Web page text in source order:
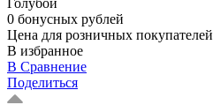
0 бонусных рублей
Цена для розничных покупателей
В избранное
В Сравнение
Поделиться